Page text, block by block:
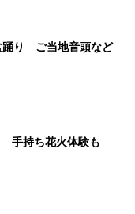
踊り ご当地音頭など
手持ち花火体験も